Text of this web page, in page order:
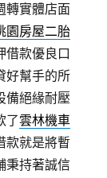
轉實體店面
園房屋二胎
借款優良口
好幫手的所
備絕緣耐壓
了雲林機車
款就是將暫
秉持著誠信